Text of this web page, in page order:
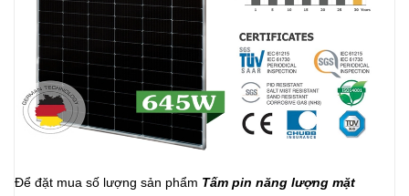
Để đặt mua số lượng sản phẩm Tấm pin năng lượng mặt